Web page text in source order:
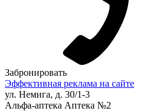
Забронировать
Эффективная реклама на сайте
ул. Немига, д. 30/1-3
Альфа-аптека Аптека №2